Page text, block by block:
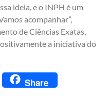
ideia, e o INPH é um
acompanhar”,
de Ciências Exatas,
a iniciativa do
PrintFriendly
Share